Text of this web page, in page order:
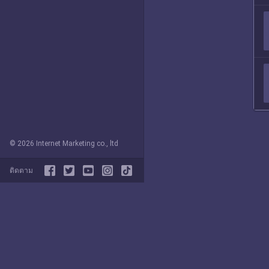
© 2026 Internet Marketing co., ltd
ติดตาม